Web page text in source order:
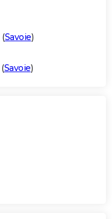
(Savoie)
(Savoie)